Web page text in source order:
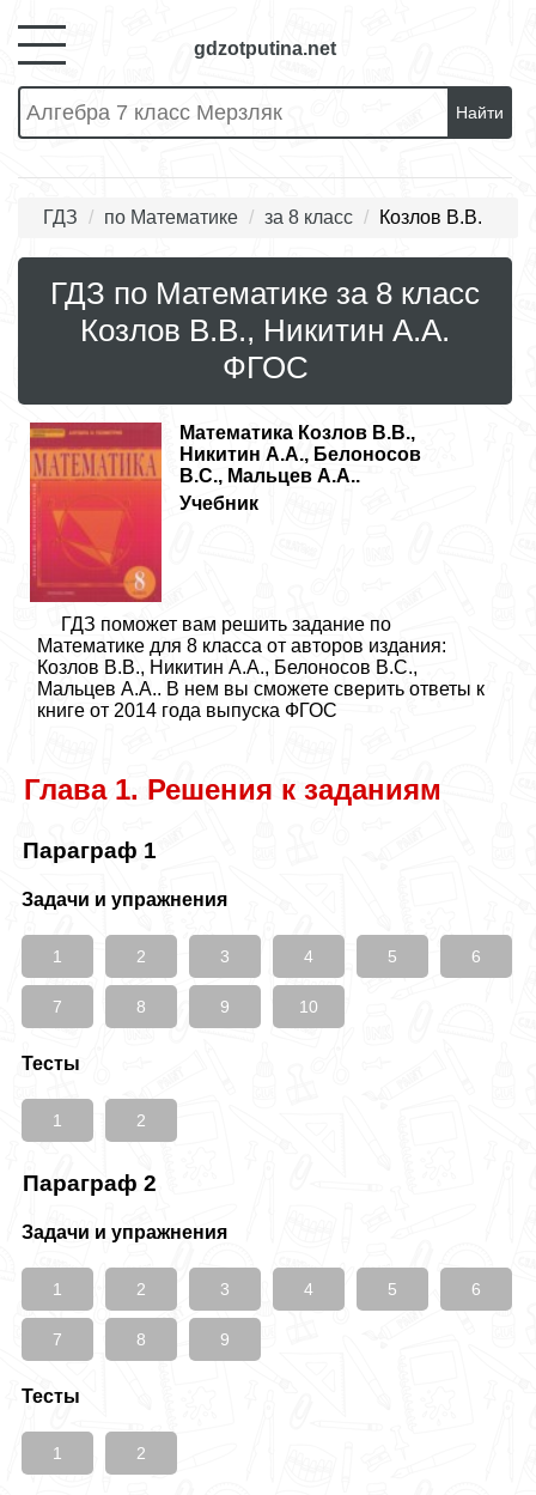
gdzotputina.net
Найти
ГДЗ по Математике за 8 класс Козлов В.В.
ГДЗ по Математике за 8 класс
Козлов В.В., Никитин А.А.
ФГОС
Математика Козлов В.В.,
Никитин А.А., Белоносов
В.С., Мальцев А.А..
Учебник
ГДЗ поможет вам решить задание по
Математике для 8 класса от авторов издания:
Козлов В.В., Никитин А.А., Белоносов В.С.,
Мальцев А.А.. В нем вы сможете сверить ответы к
книге от 2014 года выпуска ФГОС
Глава 1. Решения к заданиям
Параграф 1
Задачи и упражнения
1 2 3 4 5 6
7 8 9 10
Тесты
1 2
Параграф 2
Задачи и упражнения
1 2 3 4 5 6
7 8 9
Тесты
1 2